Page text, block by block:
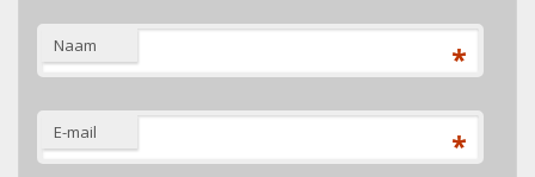
Naam *
E-mail *